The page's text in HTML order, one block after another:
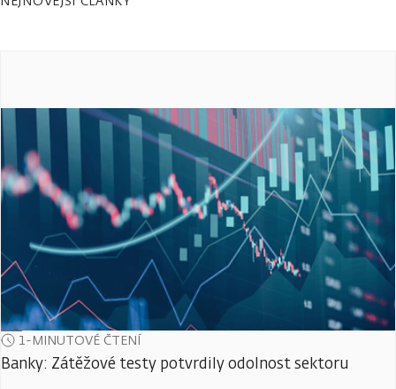
1-MINUTOVÉ ČTENÍ
Banky: Zátěžové testy potvrdily odolnost sektoru